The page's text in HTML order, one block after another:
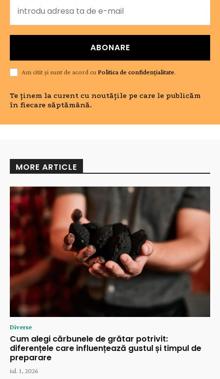
ABONARE
Am citit și sunt de acord cuPolitica de confidențialitate.
Te ținem la curent cu noutățile pe care le publicăm
în fiecare săptămână.
MORE ARTICLE
Diverse
Cum alegi cărbunele de grătar potrivit:
diferențele care influențează gustul și timpul de
preparare
iul. 1, 2026